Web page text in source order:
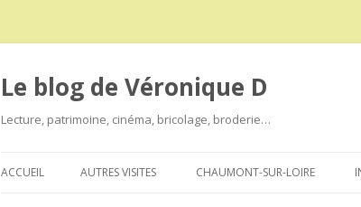
Le blog de Véronique D
Lecture, patrimoine, cinéma, bricolage, broderie…
ACCUEIL AUTRES VISITES CHAUMONT-SUR-LOIRE